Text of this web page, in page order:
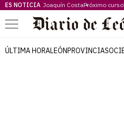
ES NOTICIA Joaquín CostaPróximo curso
Menú
ÚLTIMA HORALEÓNPROVINCIA